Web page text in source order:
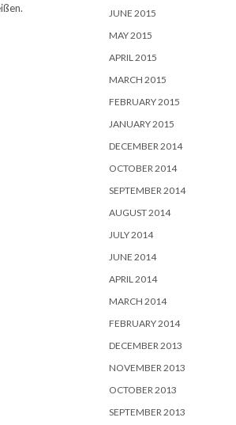
JUNE 2015
MAY 2015
APRIL 2015
MARCH 2015
FEBRUARY 2015
JANUARY 2015
DECEMBER 2014
OCTOBER 2014
SEPTEMBER 2014
AUGUST 2014
JULY 2014
JUNE 2014
APRIL 2014
MARCH 2014
FEBRUARY 2014
DECEMBER 2013
NOVEMBER 2013
OCTOBER 2013
SEPTEMBER 2013